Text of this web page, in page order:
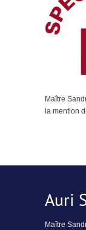
Maître
la mention
Auri
Maître